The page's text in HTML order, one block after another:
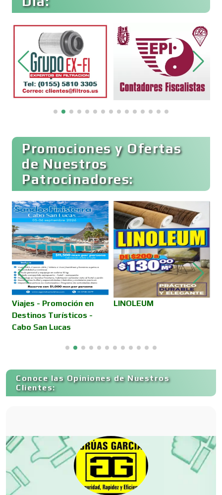
Electricidad y Plomería
Electrodomésticos
Electrónica
Elevadores y Ascensores
Empaques y Embalajes
Empresas de Limpieza
Energía Solar
Enfermedades de la Piel
Enfermeras
Equipos de Oficina
Equipos Médicos
Promociones y Ofertas
de Nuestros
Patrocinadores:
Viajes - Promoción en
Destinos Turísticos -
Cabo San Lucas
LINOLEUM
Conoce las Opiniones de Nuestros
Clientes: